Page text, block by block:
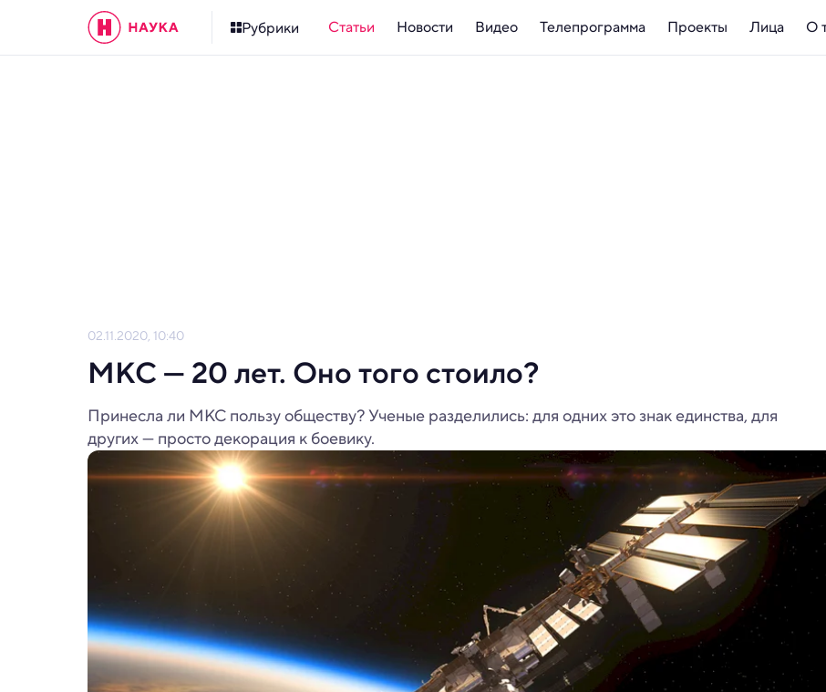
Рубрики Статьи Новости Видео Телепрограмма Проекты Лица О
02.11.2020, 10:40
МКС — 20 лет. Оно того стоило?
Принесла ли МКС пользу обществу? Ученые разделились: для одних это знак единства, для
других — просто декорация к боевику.